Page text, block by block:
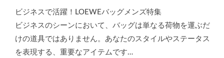
ビジネスで活躍！LOEWEバッグメンズ特集
ビジネスのシーンにおいて、バッグは単なる荷物を運ぶだ
けの道具ではありません。あなたのスタイルやステータス
を表現する、重要なアイテムです…